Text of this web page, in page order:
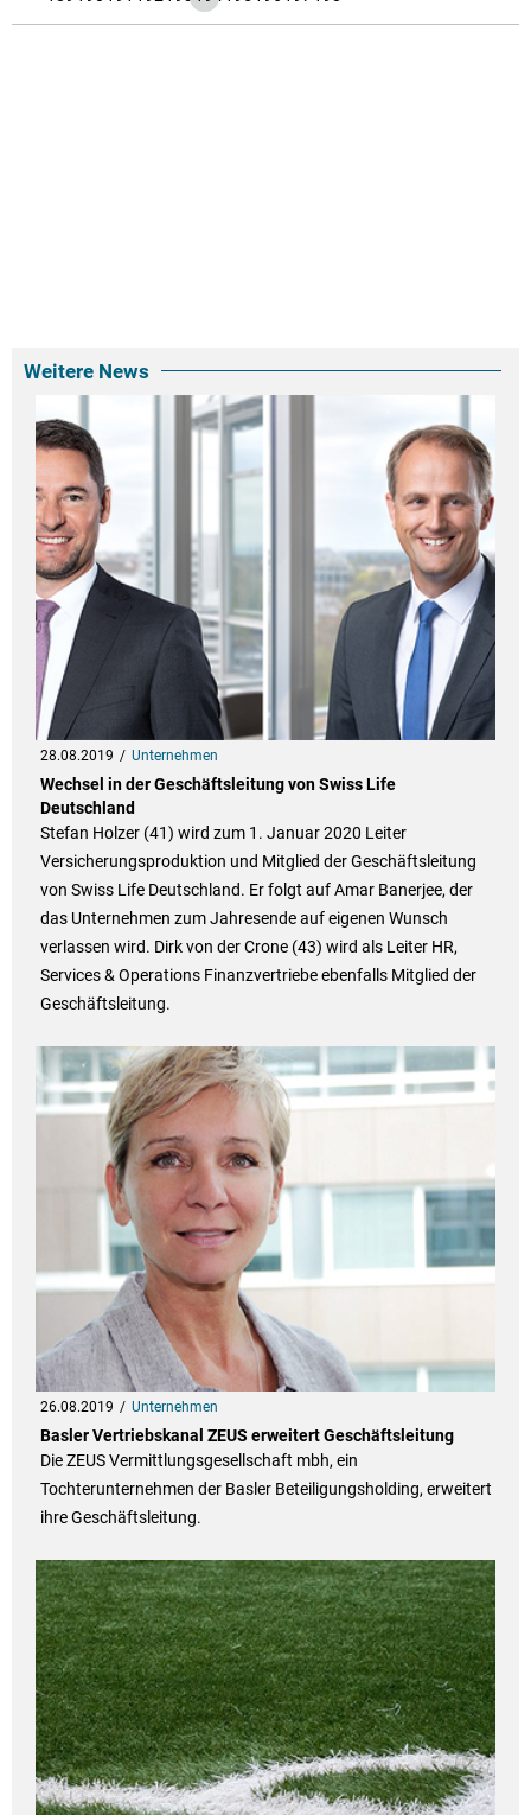
Weitere News
28.08.2019 Unternehmen
Wechsel in der Geschäftsleitung von Swiss Life
Deutschland
Stefan Holzer (41) wird zum 1. Januar 2020 Leiter
Versicherungsproduktion und Mitglied der Geschäftsleitung
von Swiss Life Deutschland. Er folgt auf Amar Banerjee, der
das Unternehmen zum Jahresende auf eigenen Wunsch
verlassen wird. Dirk von der Crone (43) wird als Leiter HR,
Services & Operations Finanzvertriebe ebenfalls Mitglied der
Geschäftsleitung.
26.08.2019 Unternehmen
Basler Vertriebskanal ZEUS erweitert Geschäftsleitung
Die ZEUS Vermittlungsgesellschaft mbh, ein
Tochterunternehmen der Basler Beteiligungsholding, erweitert
ihre Geschäftsleitung.